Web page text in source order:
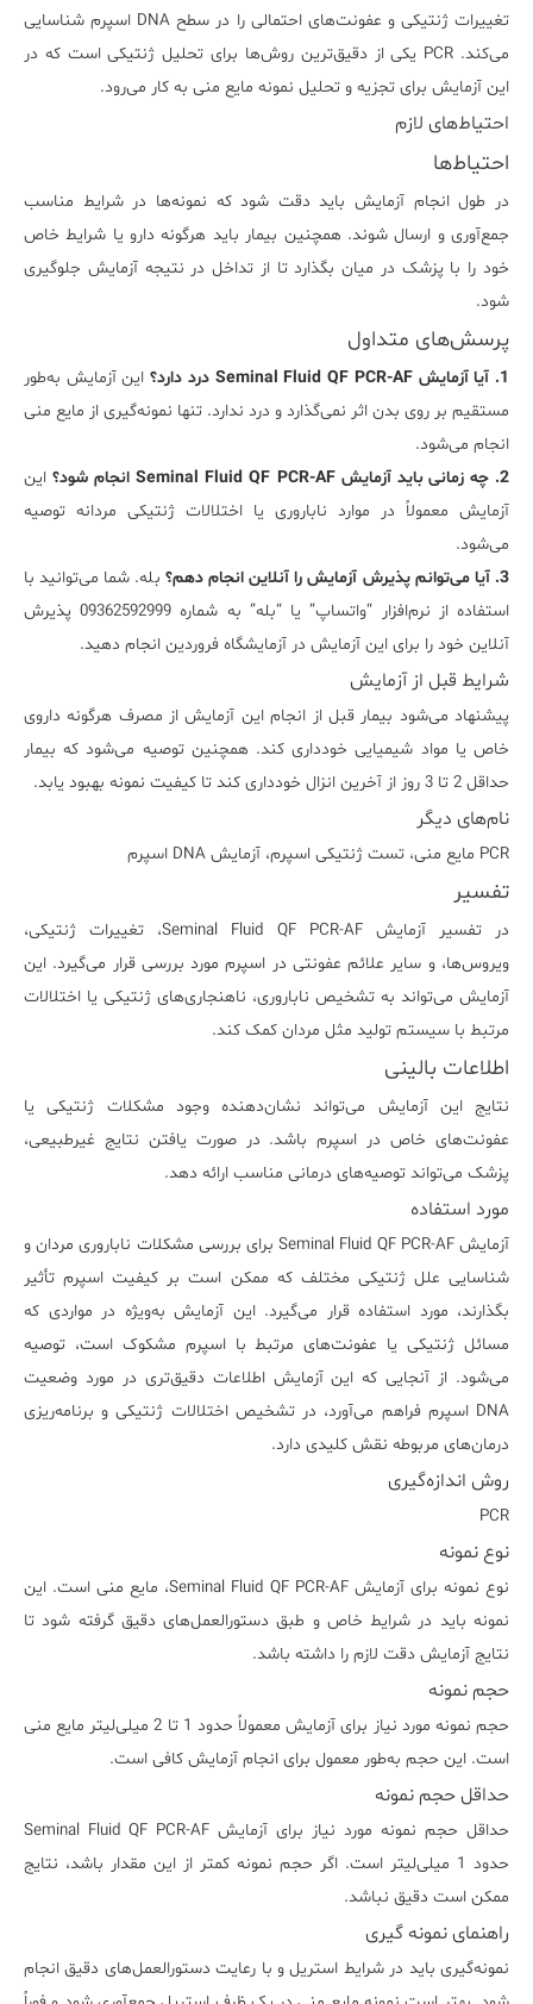
تغییرات ژنتیکی و عفونت‌های احتمالی را در سطح DNA اسپرم شناسایی
می‌کند. PCR یکی از دقیق‌ترین روش‌ها برای تحلیل ژنتیکی است که در
این آزمایش برای تجزیه و تحلیل نمونه مایع منی به کار می‌رود.
احتیاط‌های لازم
احتیاط‌ها
در طول انجام آزمایش باید دقت شود که نمونه‌ها در شرایط مناسب
جمع‌آوری و ارسال شوند. همچنین بیمار باید هرگونه دارو یا شرایط خاص
خود را با پزشک در میان بگذارد تا از تداخل در نتیجه آزمایش جلوگیری
شود.
پرسش‌های متداول
1. آیا آزمایش Seminal Fluid QF PCR-AF درد دارد؟
این آزمایش به‌طور
مستقیم بر روی بدن اثر نمی‌گذارد و درد ندارد. تنها نمونه‌گیری از مایع منی
انجام می‌شود.
2. چه زمانی باید آزمایش Seminal Fluid QF PCR-AF انجام شود؟
این
آزمایش معمولاً در موارد ناباروری یا اختلالات ژنتیکی مردانه توصیه
می‌شود.
3. آیا می‌توانم پذیرش آزمایش را آنلاین انجام دهم؟
بله. شما می‌توانید با
استفاده از نرم‌افزار “واتساپ” یا “بله” به شماره 09362592999 پذیرش
آنلاین خود را برای این آزمایش در آزمایشگاه فروردین انجام دهید.
شرایط قبل از آزمایش
پیشنهاد می‌شود بیمار قبل از انجام این آزمایش از مصرف هرگونه داروی
خاص یا مواد شیمیایی خودداری کند. همچنین توصیه می‌شود که بیمار
حداقل 2 تا 3 روز از آخرین انزال خودداری کند تا کیفیت نمونه بهبود یابد.
نام‌های دیگر
PCR مایع منی، تست ژنتیکی اسپرم، آزمایش DNA اسپرم
تفسیر
در تفسیر آزمایش Seminal Fluid QF PCR-AF، تغییرات ژنتیکی،
ویروس‌ها، و سایر علائم عفونتی در اسپرم مورد بررسی قرار می‌گیرد. این
آزمایش می‌تواند به تشخیص ناباروری، ناهنجاری‌های ژنتیکی یا اختلالات
مرتبط با سیستم تولید مثل مردان کمک کند.
اطلاعات بالینی
نتایج این آزمایش می‌تواند نشان‌دهنده وجود مشکلات ژنتیکی یا
عفونت‌های خاص در اسپرم باشد. در صورت یافتن نتایج غیرطبیعی،
پزشک می‌تواند توصیه‌های درمانی مناسب ارائه دهد.
مورد استفاده
آزمایش Seminal Fluid QF PCR-AF برای بررسی مشکلات ناباروری مردان و
شناسایی علل ژنتیکی مختلف که ممکن است بر کیفیت اسپرم تأثیر
بگذارند، مورد استفاده قرار می‌گیرد. این آزمایش به‌ویژه در مواردی که
مسائل ژنتیکی یا عفونت‌های مرتبط با اسپرم مشکوک است، توصیه
می‌شود. از آنجایی که این آزمایش اطلاعات دقیق‌تری در مورد وضعیت
DNA اسپرم فراهم می‌آورد، در تشخیص اختلالات ژنتیکی و برنامه‌ریزی
درمان‌های مربوطه نقش کلیدی دارد.
روش اندازه‌گیری
PCR
نوع نمونه
نوع نمونه برای آزمایش Seminal Fluid QF PCR-AF، مایع منی است. این
نمونه باید در شرایط خاص و طبق دستورالعمل‌های دقیق گرفته شود تا
نتایج آزمایش دقت لازم را داشته باشد.
حجم نمونه
حجم نمونه مورد نیاز برای آزمایش معمولاً حدود 1 تا 2 میلی‌لیتر مایع منی
است. این حجم به‌طور معمول برای انجام آزمایش کافی است.
حداقل حجم نمونه
حداقل حجم نمونه مورد نیاز برای آزمایش Seminal Fluid QF PCR-AF
حدود 1 میلی‌لیتر است. اگر حجم نمونه کمتر از این مقدار باشد، نتایج
ممکن است دقیق نباشد.
راهنمای نمونه گیری
نمونه‌گیری باید در شرایط استریل و با رعایت دستورالعمل‌های دقیق انجام